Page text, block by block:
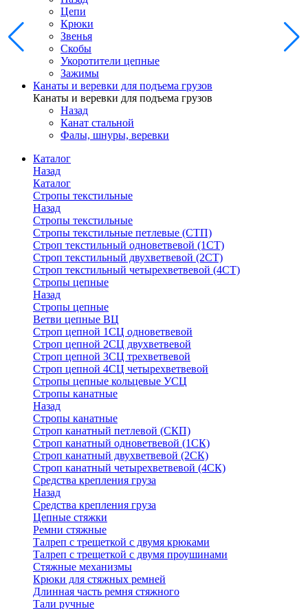
Цепи
Крюки
Звенья
Скобы
Укоротители цепные
Зажимы
Канаты и веревки для подъема грузов
Канаты и веревки для подъема грузов
Назад
Канат стальной
Фалы, шнуры, веревки
Каталог
Назад
Каталог
Стропы текстильные
Назад
Стропы текстильные
Стропы текстильные петлевые (СТП)
Строп текстильный одноветвевой (1СТ)
Строп текстильный двухветвевой (2СТ)
Строп текстильный четырехветвевой (4СТ)
Стропы цепные
Назад
Стропы цепные
Ветви цепные ВЦ
Строп цепной 1СЦ одноветвевой
Строп цепной 2СЦ двухветвевой
Строп цепной 3СЦ трехветвевой
Строп цепной 4СЦ четырехветвевой
Стропы цепные кольцевые УСЦ
Стропы канатные
Назад
Стропы канатные
Строп канатный петлевой (СКП)
Строп канатный одноветвевой (1СК)
Строп канатный двухветвевой (2СК)
Строп канатный четырехветвевой (4СК)
Средства крепления груза
Назад
Средства крепления груза
Цепные стяжки
Ремни стяжные
Талреп с трещеткой с двумя крюками
Талреп с трещеткой с двумя проушинами
Стяжные механизмы
Крюки для стяжных ремней
Длинная часть ремня стяжного
Тали ручные